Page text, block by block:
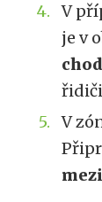
V
je v
V